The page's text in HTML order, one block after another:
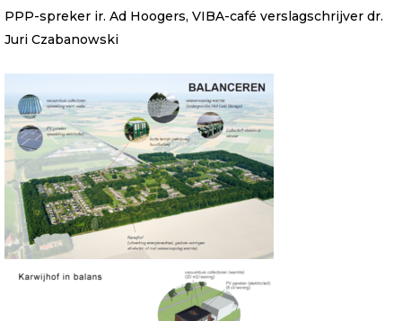
PPP-spreker ir. Ad Hoogers, VIBA-café verslagschrijver dr.
Juri Czabanowski